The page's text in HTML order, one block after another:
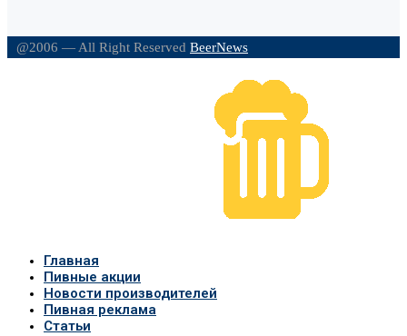
@2006 — All Right Reserved BeerNews
Главная
Пивные акции
Новости производителей
Пивная реклама
Статьи